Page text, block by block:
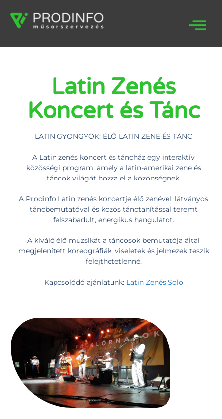
Latin Zenés
Koncert és Tánc
LATIN GYÖNGYÖK: ÉLŐ LATIN ZENE ÉS TÁNC
A Latin zenés koncert és táncház egy interaktív
közösségi program, amely a latin-amerikai zene és
táncok világát hozza el a közönségnek.
A Prodinfo Latin zenés koncertje élő zenével, látványos
táncbemutatóval és közös tánctanítással teremt
felszabadult, energikus hangulatot.
A kiváló élő muzsikát a táncosok bemutatója által
megjelenített koreográfiák, viseletek és jelmezek teszik
felejthetetlenné.
Kapcsolódó ajánlatunk: Latin Zenés Solo